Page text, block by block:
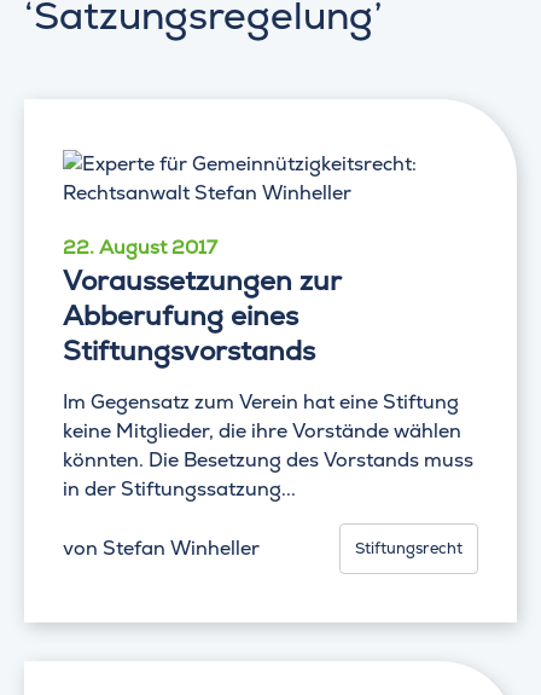
‘Satzungsregelung’
22. August 2017
Voraussetzungen zur
Abberufung eines
Stiftungsvorstands
Im Gegensatz zum Verein hat eine Stiftung
keine Mitglieder, die ihre Vorstände wählen
könnten. Die Besetzung des Vorstands muss
in der Stiftungssatzung...
von Stefan Winheller Stiftungsrecht